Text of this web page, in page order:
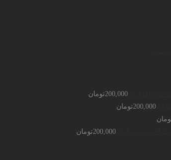
200,000تومان
200,000تومان
200,000تومان